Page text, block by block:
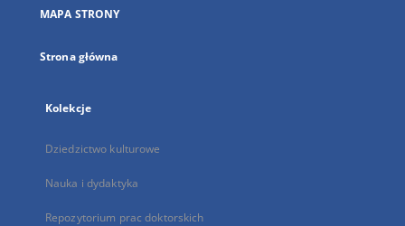
karcie
MAPA STRONY
Strona główna
Kolekcje
Dziedzictwo kulturowe
Nauka i dydaktyka
Repozytorium prac doktorskich